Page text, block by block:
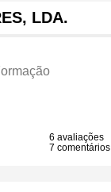
LDA.
6 avaliações
7 comentários